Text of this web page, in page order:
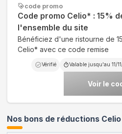
code promo
Code promo Celio* : 15%
l'ensemble du site
Bénéficiez d'une ristourne de
Celio* avec ce code remise
Vérifié Valable jusqu'au 11/
Voir le
Nos bons de réductions